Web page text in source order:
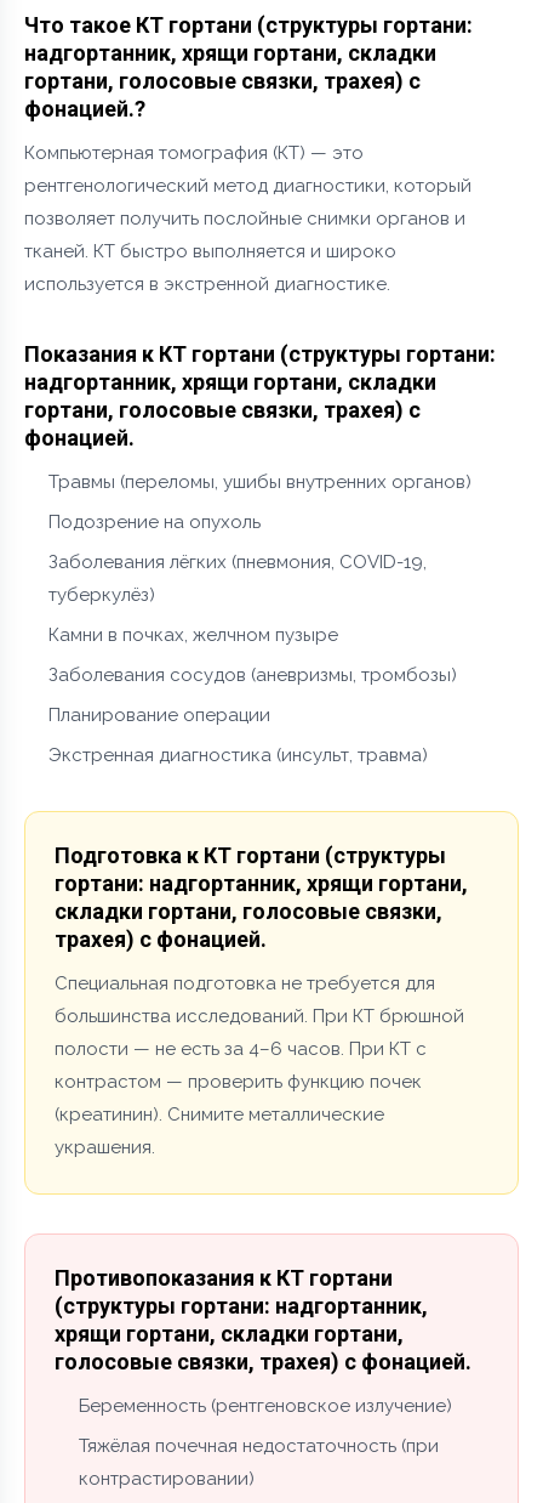
Что такое КТ гортани (структуры гортани:
надгортанник, хрящи гортани, складки
гортани, голосовые связки, трахея) с
фонацией.?
Компьютерная томография (КТ) — это
рентгенологический метод диагностики, который
позволяет получить послойные снимки органов и
тканей. КТ быстро выполняется и широко
используется в экстренной диагностике.
Показания к КТ гортани (структуры гортани:
надгортанник, хрящи гортани, складки
гортани, голосовые связки, трахея) с
фонацией.
Травмы (переломы, ушибы внутренних органов)
Подозрение на опухоль
Заболевания лёгких (пневмония, COVID-19,
туберкулёз)
Камни в почках, желчном пузыре
Заболевания сосудов (аневризмы, тромбозы)
Планирование операции
Экстренная диагностика (инсульт, травма)
Подготовка к КТ гортани (структуры
гортани: надгортанник, хрящи гортани,
складки гортани, голосовые связки,
трахея) с фонацией.
Специальная подготовка не требуется для
большинства исследований. При КТ брюшной
полости — не есть за 4–6 часов. При КТ с
контрастом — проверить функцию почек
(креатинин). Снимите металлические
украшения.
Противопоказания к КТ гортани
(структуры гортани: надгортанник,
хрящи гортани, складки гортани,
голосовые связки, трахея) с фонацией.
Беременность (рентгеновское излучение)
Тяжёлая почечная недостаточность (при
контрастировании)